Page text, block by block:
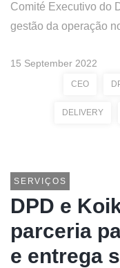
Comité Executivo do
gestão da operação
15 September 2022
CEO
DELIVERY
SERVIÇOS
DPD e
parceria
e entrega